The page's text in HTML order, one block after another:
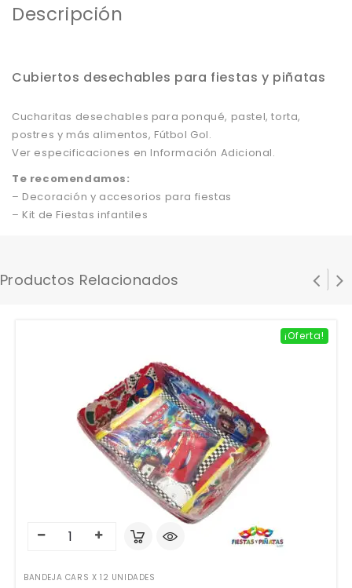
Descripción
Cubiertos desechables para fiestas y piñatas
Cucharitas desechables para ponqué, pastel, torta,
postres y más alimentos, Fútbol Gol.
Ver especificaciones en Información Adicional.
Te recomendamos:
– Decoración y accesorios para fiestas
– Kit de Fiestas infantiles
Productos Relacionados
¡Oferta!
BANDEJA CARS X 12 UNIDADES